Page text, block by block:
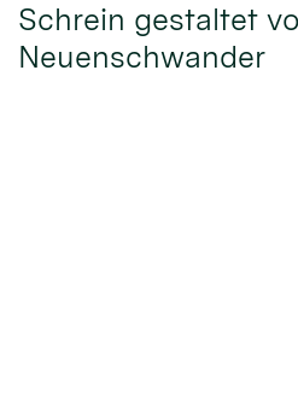
Schrein gestaltet
Neuenschwander